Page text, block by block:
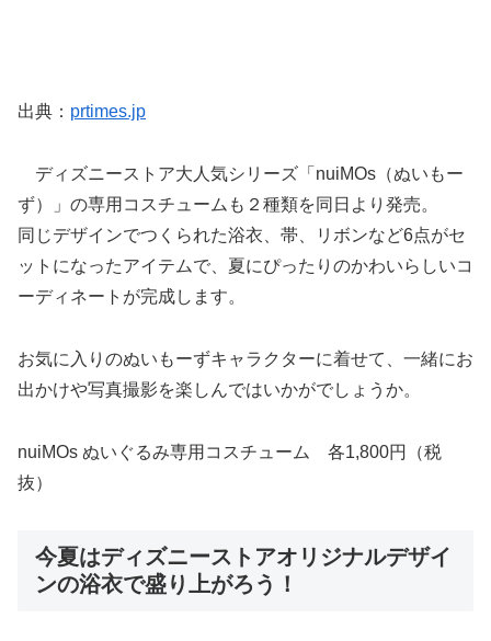
出典： prtimes.jp
ディズニーストア大人気シリーズ「nuiMOs（ぬいもー
ず）」の専用コスチュームも２種類を同日より発売。
同じデザインでつくられた浴衣、帯、リボンなど6点がセ
ットになったアイテムで、夏にぴったりのかわいらしいコ
ーディネートが完成します。
お気に入りのぬいもーずキャラクターに着せて、一緒にお
出かけや写真撮影を楽しんではいかがでしょうか。
nuiMOs ぬいぐるみ専用コスチューム 各1,800円（税
抜）
今夏はディズニーストアオリジナルデザイ
ンの浴衣で盛り上がろう！